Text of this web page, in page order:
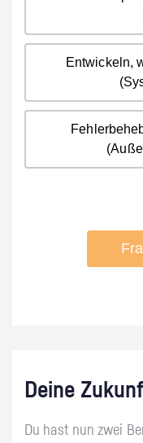
Deine
Du hast nun zwei